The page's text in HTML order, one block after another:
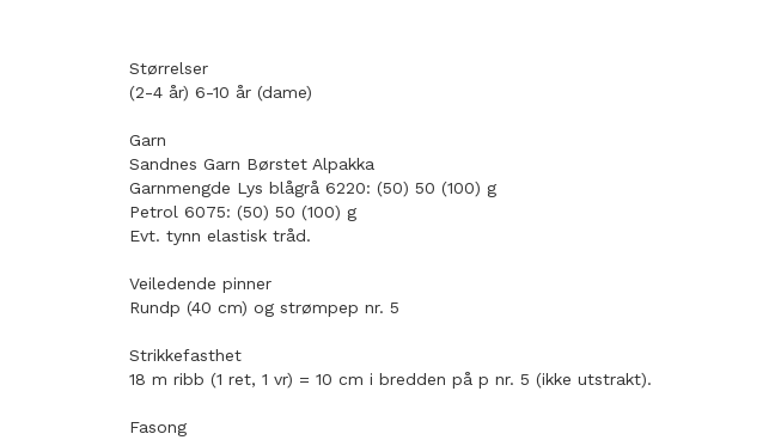
Størrelser
(2-4 år) 6-10 år (dame)
Garn
Sandnes Garn Børstet Alpakka
Garnmengde Lys blågrå 6220: (50) 50 (100) g
Petrol 6075: (50) 50 (100) g
Evt. tynn elastisk tråd.
Veiledende pinner
Rundp (40 cm) og strømpep nr. 5
Strikkefasthet
18 m ribb (1 ret, 1 vr) = 10 cm i bredden på p nr. 5 (ikke utstrakt).
Fasong